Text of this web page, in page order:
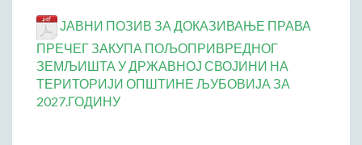
Социјална заштита
Спорт
Удружењa
Државна управа и администрација
ЈАВНИ ПОЗИВ ЗА ДОКАЗИВАЊЕ ПРАВА
ПРЕЧЕГ ЗАКУПА ПОЉОПРИВРЕДНОГ
ЗЕМЉИШТА У ДРЖАВНОЈ СВОЈИНИ НА
ТЕРИТОРИЈИ ОПШТИНЕ ЉУБОВИЈА ЗА
2027.ГОДИНУ